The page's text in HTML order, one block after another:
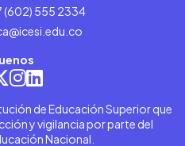
(602) 555 2334
de Educación Superior que
y vigilancia por parte del
Nacional.